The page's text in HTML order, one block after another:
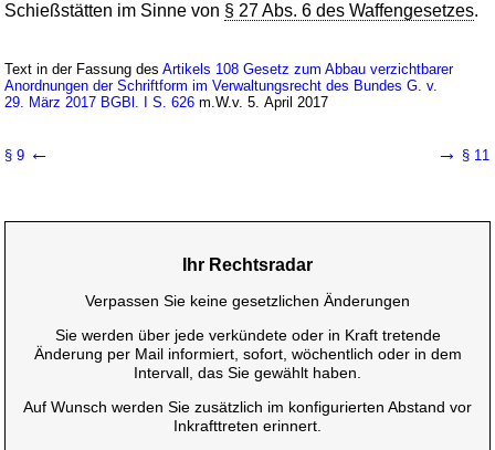
Schießstätten im Sinne von § 27 Abs. 6 des Waffengesetzes.
Text in der Fassung desArtikels 108 Gesetz zum Abbau verzichtbarer
Anordnungen der Schriftform im Verwaltungsrecht des Bundes G. v.
29. März 2017 BGBl. I S. 626 m.W.v. 5. April 2017
§ 9 ← → § 11
Ihr Rechtsradar
Verpassen Sie keine gesetzlichen Änderungen
Sie werden über jede verkündete oder in Kraft tretende
Änderung per Mail informiert, sofort, wöchentlich oder in dem
Intervall, das Sie gewählt haben.
Auf Wunsch werden Sie zusätzlich im konfigurierten Abstand vor
Inkrafttreten erinnert.